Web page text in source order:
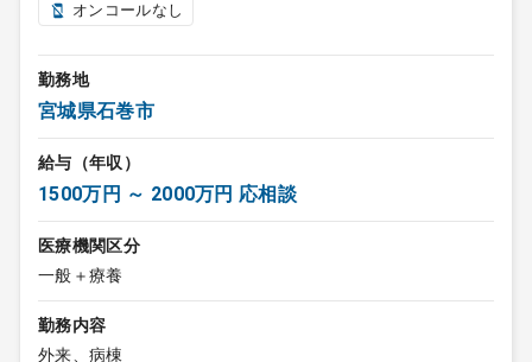
オンコールなし
勤務地
宮城県石巻市
給与（年収）
1500万円 ～ 2000万円 応相談
医療機関区分
一般＋療養
勤務内容
外来、病棟